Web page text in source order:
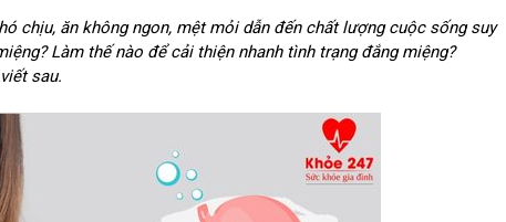
chịu, ăn không ngon, mệt mỏi dẫn đến chất lượng cuộc sống suy
Làm thế nào để cải thiện nhanh tình trạng đắng miệng?
sau.